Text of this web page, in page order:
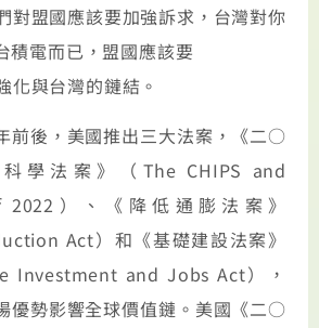
對盟國應該要加強訴求，台灣對你
積電而已，盟國應該要
化與台灣的鏈結。
後，美國推出三大法案，《二○
學法案》（The CHIPS and
2022）、《降低通膨法案》
Act）和《基礎建設法案》
Investment and Jobs Act），
優勢影響全球價值鏈。美國《二○